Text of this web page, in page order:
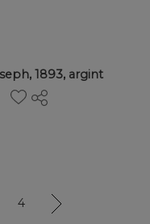
1893, argint
4